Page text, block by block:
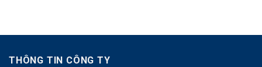
THÔNG TIN CÔNG TY